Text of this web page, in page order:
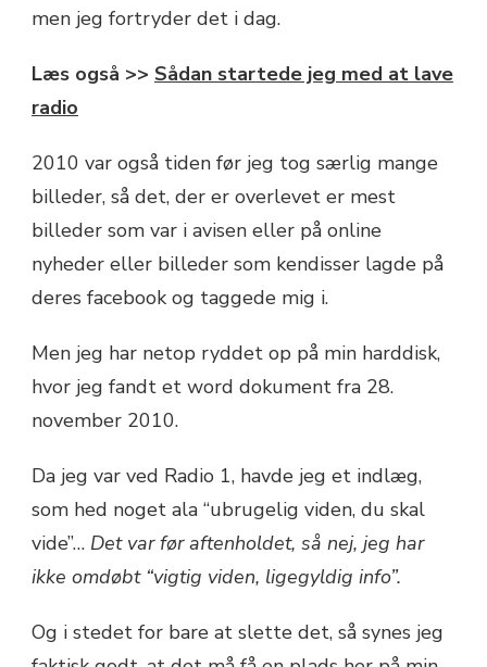
men jeg fortryder det i dag.
Læs også >> Sådan startede jeg med at lave
radio
2010 var også tiden før jeg tog særlig mange
billeder, så det, der er overlevet er mest
billeder som var i avisen eller på online
nyheder eller billeder som kendisser lagde på
deres facebook og taggede mig i.
Men jeg har netop ryddet op på min harddisk,
hvor jeg fandt et word dokument fra 28.
november 2010.
Da jeg var ved Radio 1, havde jeg et indlæg,
som hed noget ala “ubrugelig viden, du skal
vide”… Det var før aftenholdet, så nej, jeg har
ikke omdøbt “vigtig viden, ligegyldig info”.
Og i stedet for bare at slette det, så synes jeg